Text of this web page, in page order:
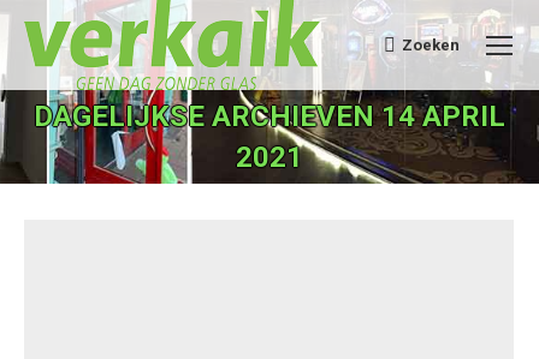
Search:
Zoeken
DAGELIJKSE ARCHIEVEN14 APRIL
2021